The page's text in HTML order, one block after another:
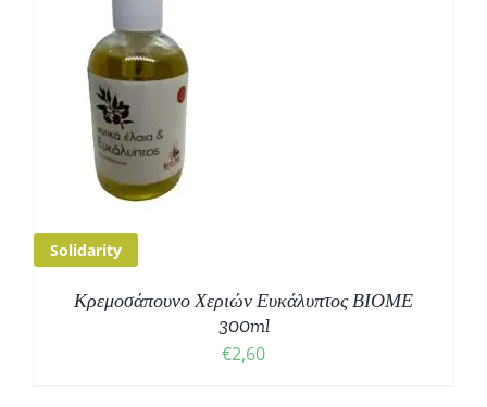
Solidarity
Κρεμοσάπουνο Χεριών Ευκάλυπτος ΒΙΟΜΕ
300ml
€2,60